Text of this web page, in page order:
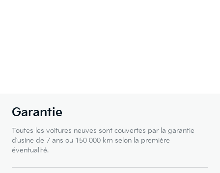
Garantie
Toutes les voitures neuves sont couvertes par la garantie
d’usine de 7 ans ou 150 000 km selon la première
éventualité.